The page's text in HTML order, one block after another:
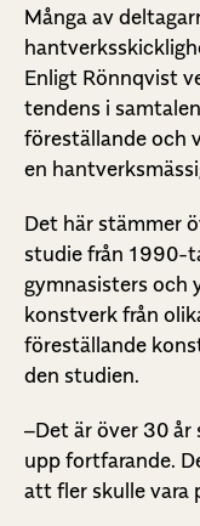
Många av
Enligt Rönnqvist
tendens i
föreställande och
en
Det här stämmer
studie från 1990-
gymnasisters och
konstverk från
föreställande
den studien.
–Det är över 30
upp fortfarande.
att fler skulle vara